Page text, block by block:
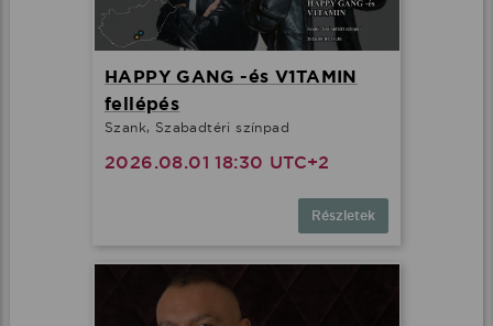
HAPPY GANG -és V1TAMIN
fellépés
Szank, Szabadtéri színpad
2026.08.01 18:30 UTC+2
Részletek